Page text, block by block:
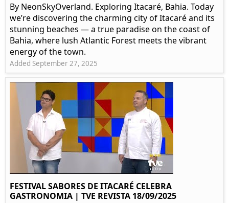
By NeonSkyOverland. Exploring Itacaré, Bahia. Today
we’re discovering the charming city of Itacaré and its
stunning beaches — a true paradise on the coast of
Bahia, where lush Atlantic Forest meets the vibrant
energy of the town.
Added September 27, 2025
FESTIVAL SABORES DE ITACARÉ CELEBRA
GASTRONOMIA | TVE REVISTA 18/09/2025